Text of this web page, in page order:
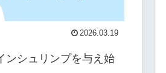
2026.03.19
ンシュリンプを与え始